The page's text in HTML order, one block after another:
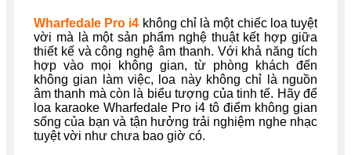
Wharfedale Pro i4 không chỉ là một chiếc loa tuyệt
vời mà là một sản phẩm nghệ thuật kết hợp giữa
thiết kế và công nghệ âm thanh. Với khả năng tích
hợp vào mọi không gian, từ phòng khách đến
không gian làm việc, loa này không chỉ là nguồn
âm thanh mà còn là biểu tượng của tinh tế. Hãy để
loa karaoke Wharfedale Pro i4 tô điểm không gian
sống của bạn và tận hưởng trải nghiệm nghe nhạc
tuyệt vời như chưa bao giờ có.